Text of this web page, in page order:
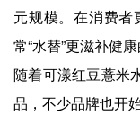
元规模。在消费者
常“水替”更滋补健
随着可漾红豆薏米
品，不少品牌也开